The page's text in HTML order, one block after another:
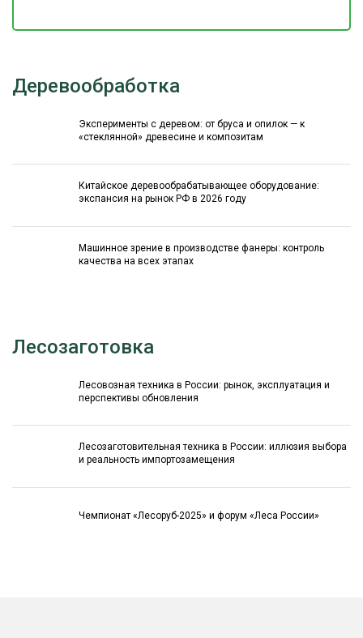
Деревообработка
Эксперименты с деревом: от бруса и опилок — к
«стеклянной» древесине и композитам
Китайское деревообрабатывающее оборудование:
экспансия на рынок РФ в 2026 году
Машинное зрение в производстве фанеры: контроль
качества на всех этапах
Лесозаготовка
Лесовозная техника в России: рынок, эксплуатация и
перспективы обновления
Лесозаготовительная техника в России: иллюзия выбора
и реальность импортозамещения
Чемпионат «Лесоруб-2025» и форум «Леса России»